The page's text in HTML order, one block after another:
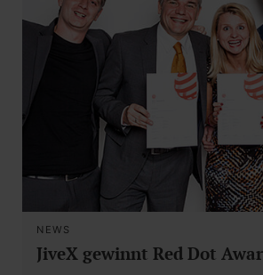
NEWS
JiveX gewinnt Red Dot